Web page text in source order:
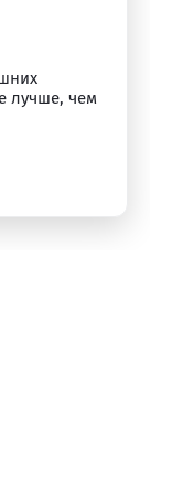
лучше, чем